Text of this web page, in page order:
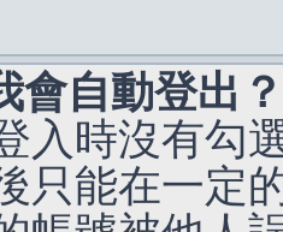
會自動登出？
入時沒有勾
只能在一定